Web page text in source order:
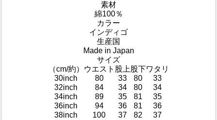
素材
綿100％
カラー
インディゴ
生産国
Made in Japan
サイズ
（cm/約）
ウエスト 股上股下 ワタリ
30inch
80 33 80
33
32inch
84 34 80
34
34inch
89 35 81
35
36inch
94 36 81
36
38inch
100 37 82 37